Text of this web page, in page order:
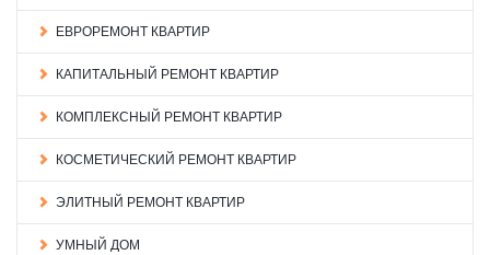
ЕВРОРЕМОНТ КВАРТИР
КАПИТАЛЬНЫЙ РЕМОНТ КВАРТИР
КОМПЛЕКСНЫЙ РЕМОНТ КВАРТИР
КОСМЕТИЧЕСКИЙ РЕМОНТ КВАРТИР
ЭЛИТНЫЙ РЕМОНТ КВАРТИР
УМНЫЙ ДОМ